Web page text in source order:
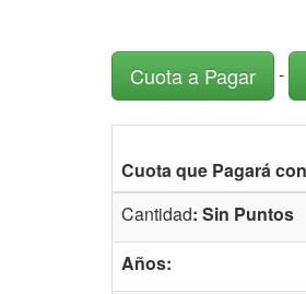
Cuota a Pagar -
Cuota que Pagará
Cantidad: Sin Puntos
Años: